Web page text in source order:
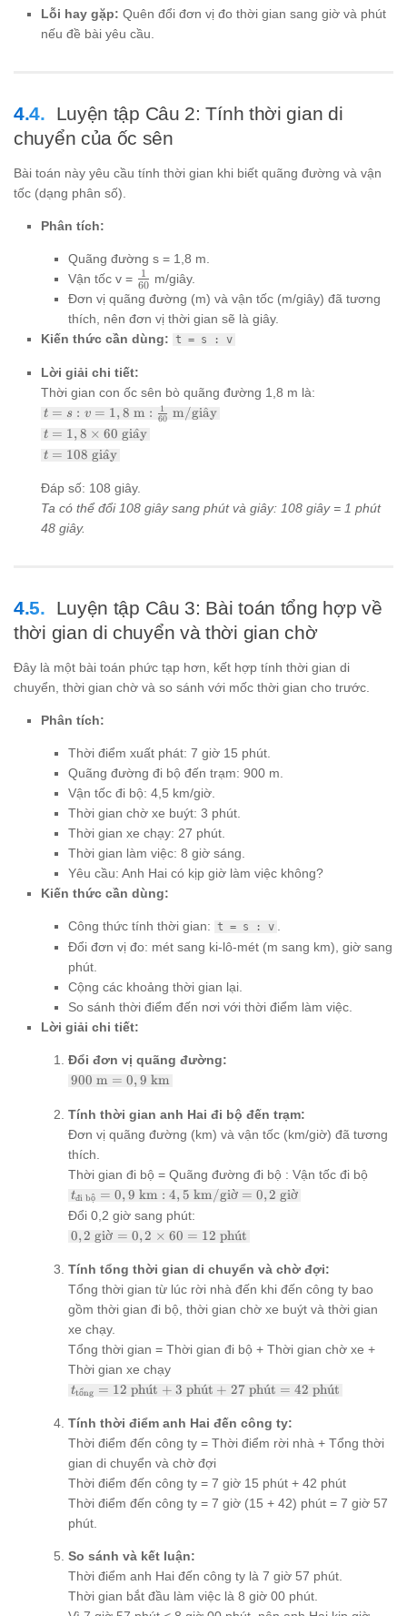
km/giờ}
= 0,6
\text{
Lỗi hay gặp: Quên đổi đơn vị đo thời gian sang giờ và phút
nếu đề bài yêu cầu.
Luyện tập Câu 2: Tính thời gian di
chuyển của ốc sên
Bài toán này yêu cầu tính thời gian khi biết quãng đường và vận
tốc (dạng phân số).
Phân tích:
Quãng đường s = 1,8 m.
Vận tốc v = \frac{1}
{{60}}
60
1
m/giây.
Đơn vị quãng đường (m) và vận tốc (m/giây) đã tương
thích, nên đơn vị thời gian sẽ là giây.
Kiến thức cần dùng: t = s : v
Lời giải chi tiết:
Thời gian con ốc sên bò quãng đường 1,8 m là:
t = s : v
= 1,8
\text{
m} :
{60}
\text{
t = s : v = 1, 8 m : 60
1 m/gia
ˆy
t =
1,8
\times
\text{
giây}
t = 1, 8 × 60 gia
ˆy
t =
\text{
giây}
t = 108 gia
ˆy
Đáp số: 108 giây.
Ta có thể đổi 108 giây sang phút và giây: 108 giây = 1 phút
48 giây.
Luyện tập Câu 3: Bài toán tổng hợp về
thời gian di chuyển và thời gian chờ
Đây là một bài toán phức tạp hơn, kết hợp tính thời gian di
chuyển, thời gian chờ và so sánh với mốc thời gian cho trước.
Phân tích:
Thời điểm xuất phát: 7 giờ 15 phút.
Quãng đường đi bộ đến trạm: 900 m.
Vận tốc đi bộ: 4,5 km/giờ.
Thời gian chờ xe buýt: 3 phút.
Thời gian xe chạy: 27 phút.
Thời gian làm việc: 8 giờ sáng.
Yêu cầu: Anh Hai có kịp giờ làm việc không?
Kiến thức cần dùng:
Công thức tính thời gian: t = s : v .
Đổi đơn vị đo: mét sang ki-lô-mét (m sang km), giờ sang
phút.
Cộng các khoảng thời gian lại.
So sánh thời điểm đến nơi với thời điểm làm việc.
Lời giải chi tiết:
Đổi đơn vị quãng đường:
900
m} =
0,9
\text{
km}
900 m = 0, 9 km
Tính thời gian anh Hai đi bộ đến trạm:
Đơn vị quãng đường (km) và vận tốc (km/giờ) đã tương
thích.
Thời gian đi bộ = Quãng đường đi bộ : Vận tốc đi bộ
t_{\text{đi
bộ}} = 0,9
\text{ km}
: 4,5 \text{
0,2 \text{
giờ}
tđi bộ = 0, 9 km : 4, 5 km/giờ = 0,2 giờ
Đổi 0,2 giờ sang phút:
0,2
giờ} =
\times
60 =
12
\text{
phút}
0, 2 giờ = 0,2 × 60 = 12 phu
ˊt
Tính tổng thời gian di chuyển và chờ đợi:
Tổng thời gian từ lúc rời nhà đến khi đến công ty bao
gồm thời gian đi bộ, thời gian chờ xe buýt và thời gian
xe chạy.
Tổng thời gian = Thời gian đi bộ + Thời gian chờ xe +
Thời gian xe chạy
t_{\text{tổng}}
= 12 \text{
phút} + 3
27 \text{ phút}
= 42 \text{
phút}
ttổng = 12 phu
ˊt + 3 phu
ˊt + 27phu
ˊt = 42 phu
ˊt
Tính thời điểm anh Hai đến công ty:
Thời điểm đến công ty = Thời điểm rời nhà + Tổng thời
gian di chuyển và chờ đợi
Thời điểm đến công ty = 7 giờ 15 phút + 42 phút
Thời điểm đến công ty = 7 giờ (15 + 42) phút = 7 giờ 57
phút.
So sánh và kết luận:
Thời điểm anh Hai đến công ty là 7 giờ 57 phút.
Thời gian bắt đầu làm việc là 8 giờ 00 phút.